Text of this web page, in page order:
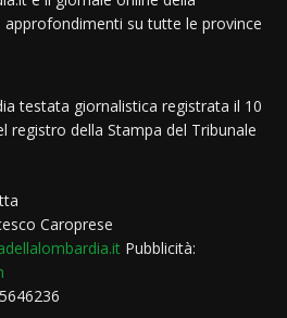
su tutte le province
testata giornalistica registrata il 10
registro della Stampa del Tribunale
Caroprese
Pubblicità: